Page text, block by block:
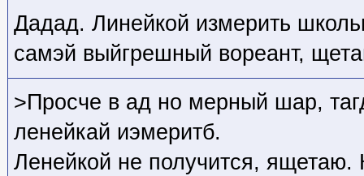
Дадад. Линейкой измерить
самэй выйгрешный вореант,
>Просче в ад но мерный шар,
ленейкай иэмеритб.
Ленейкой не получится, ящетаю.